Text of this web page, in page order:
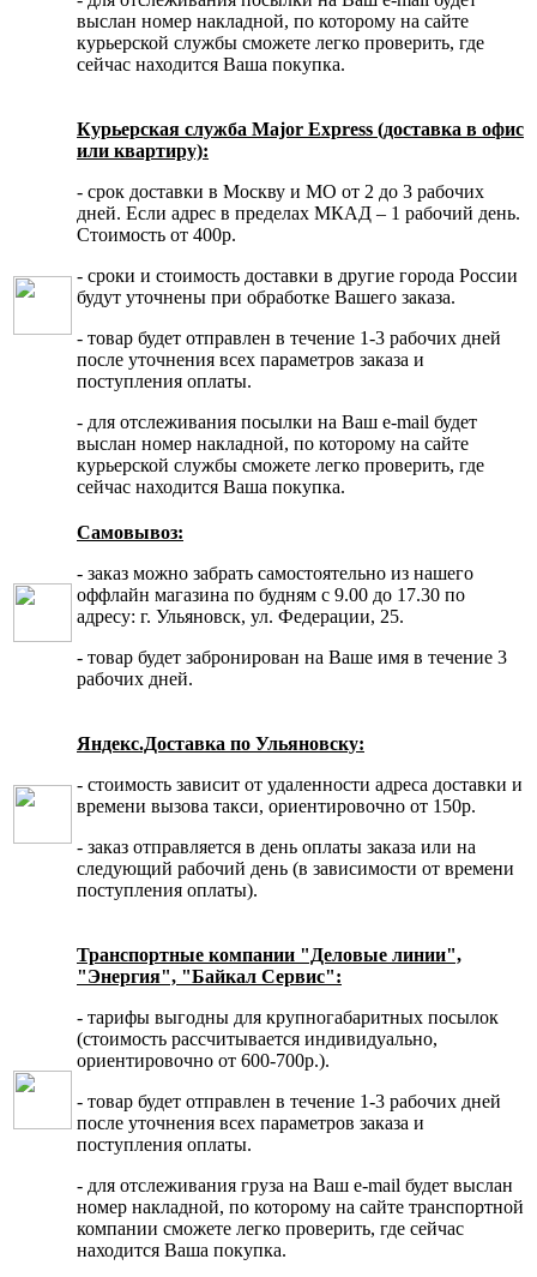
выслан номер накладной, по которому на сайте
курьерской службы сможете легко проверить, где
сейчас находится Ваша покупка.
Курьерская служба Major Express (доставка в офис
или квартиру):
- срок доставки в Москву и МО от 2 до 3 рабочих
дней. Если адрес в пределах МКАД – 1 рабочий день.
Стоимость от 400р.
- сроки и стоимость доставки в другие города России
будут уточнены при обработке Вашего заказа.
- товар будет отправлен в течение 1-3 рабочих дней
после уточнения всех параметров заказа и
поступления оплаты.
- для отслеживания посылки на Ваш e-mail будет
выслан номер накладной, по которому на сайте
курьерской службы сможете легко проверить, где
сейчас находится Ваша покупка.
Самовывоз:
- заказ можно забрать самостоятельно из нашего
оффлайн магазина по будням с 9.00 до 17.30 по
адресу: г. Ульяновск, ул. Федерации, 25.
- товар будет забронирован на Ваше имя в течение 3
рабочих дней.
Яндекс.Доставка по Ульяновску:
- стоимость зависит от удаленности адреса доставки и
времени вызова такси, ориентировочно от 150р.
- заказ отправляется в день оплаты заказа или на
следующий рабочий день (в зависимости от времени
поступления оплаты).
Транспортные компании "Деловые линии",
"Энергия", "Байкал Сервис":
- тарифы выгодны для крупногабаритных посылок
(стоимость рассчитывается индивидуально,
ориентировочно от 600-700р.).
- товар будет отправлен в течение 1-3 рабочих дней
после уточнения всех параметров заказа и
поступления оплаты.
- для отслеживания груза на Ваш e-mail будет выслан
номер накладной, по которому на сайте транспортной
компании сможете легко проверить, где сейчас
находится Ваша покупка.